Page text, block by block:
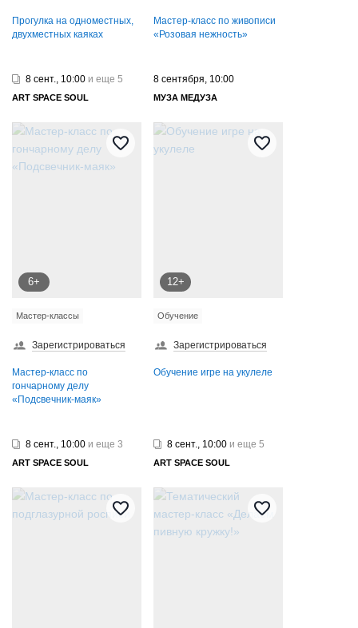
Прогулка на одноместных,
двухместных каяках
Мастер-класс по живописи
«Розовая нежность»
8 сент., 10:00 и еще 5
ART SPAСE SOUL
6+
Мастер-классы
Зарегистрироваться
Мастер-класс по
гончарному делу
«Подсвечник-маяк»
8 сентября, 10:00
МУЗА МЕДУЗА
12+
Обучение
Зарегистрироваться
Обучение игре на укулеле
8 сент., 10:00 и еще 3
ART SPAСE SOUL
8 сент., 10:00 и еще 5
ART SPAСE SOUL